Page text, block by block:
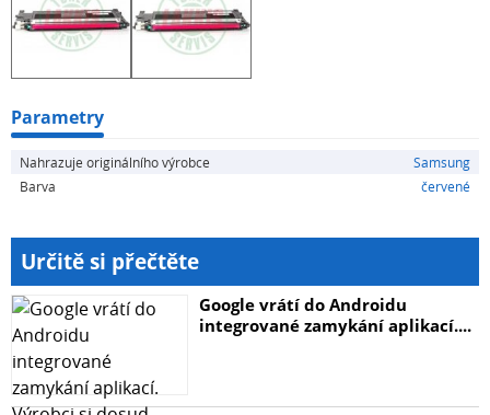
Parametry
Nahrazuje originálního výrobce
Samsung
Barva
červené
Určitě si přečtěte
Google vrátí do Androidu
integrované zamykání aplikací....